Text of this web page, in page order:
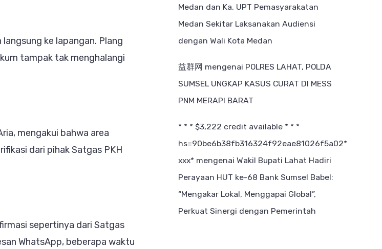
ke lapangan. Plang
tampak tak menghalangi
mengakui bahwa area
dari pihak Satgas PKH
sepertinya dari Satgas
WhatsApp, beberapa waktu
Medan dan Ka. UPT Pemasyarakatan
Medan Sekitar Laksanakan Audiensi
dengan Wali Kota Medan
益群网 mengenai POLRES LAHAT, POLDA
SUMSEL UNGKAP KASUS CURAT DI MESS
PNM MERAPI BARAT
* * * $3,222 credit available * * *
hs=90be6b38fb316324f92eae81026f5a02*
ххх* mengenai Wakil Bupati Lahat Hadiri
Perayaan HUT ke-68 Bank Sumsel Babel:
“Mengakar Lokal, Menggapai Global”,
Perkuat Sinergi dengan Pemerintah